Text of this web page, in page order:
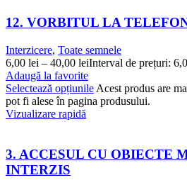
12. VORBITUL LA
Interzicere, Toate semnele
6,00 lei – 40,00 leiInterval de prețuri:
Adaugă la favorite
Selectează opțiunile Acest produs are
pot fi alese în pagina produsului.
Vizualizare rapidă
3. ACCESUL CU OBIECTE
INTERZIS